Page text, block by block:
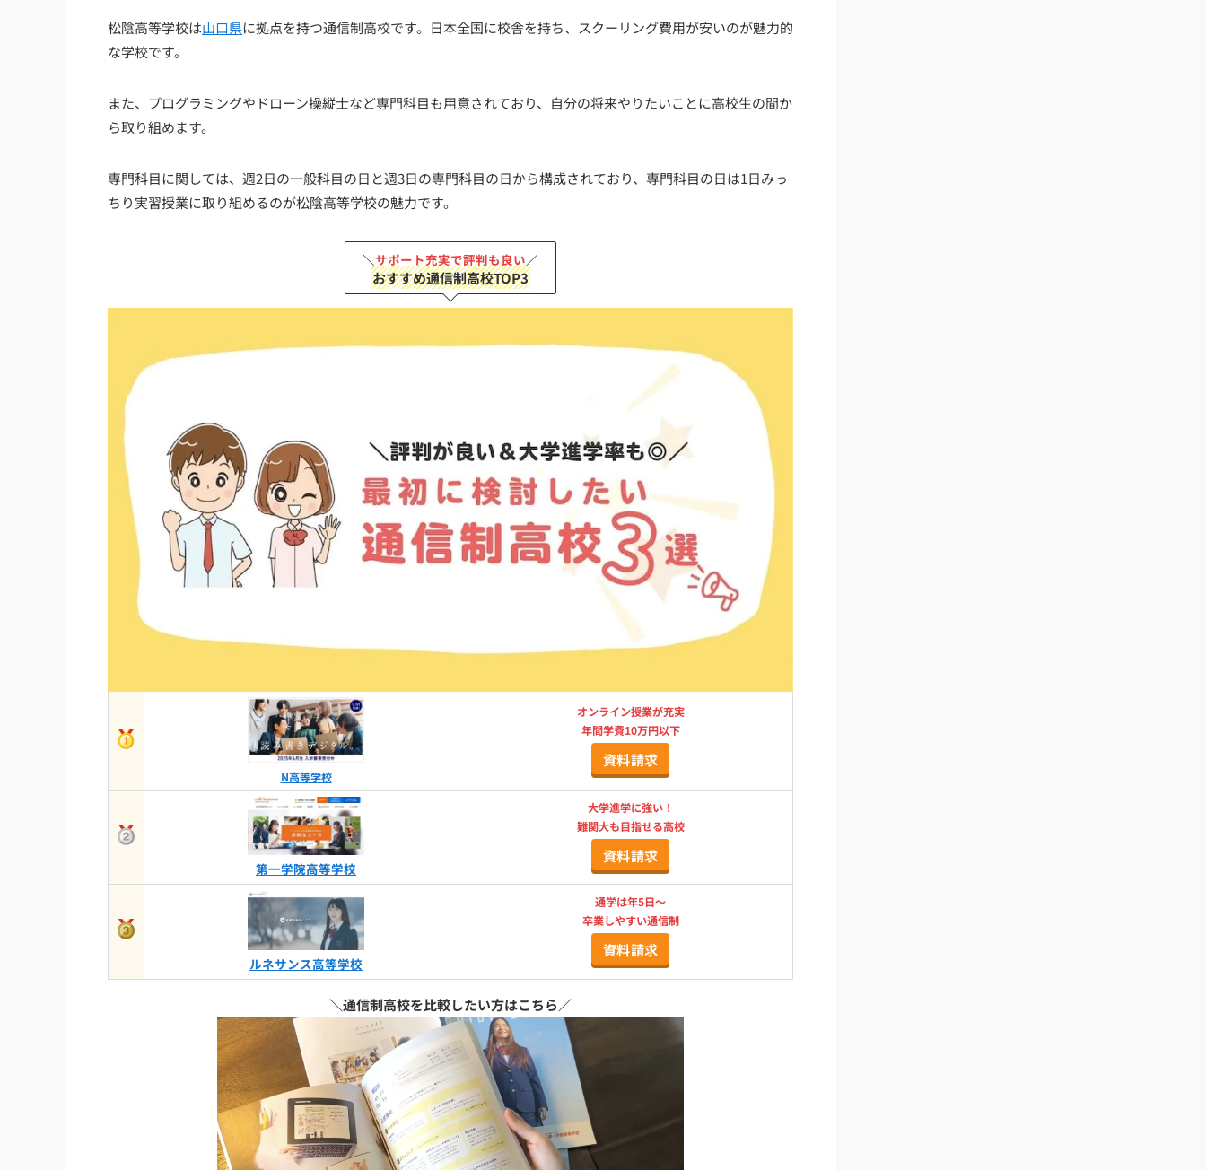
松陰高等学校は山口県に拠点を持つ通信制高校です。日本全国に校舎を持ち、スクーリング費用が安いのが魅力的
な学校です。
また、プログラミングやドローン操縦士など専門科目も用意されており、自分の将来やりたいことに高校生の間か
ら取り組めます。
専門科目に関しては、週2日の一般科目の日と週3日の専門科目の日から構成されており、専門科目の日は1日みっ
ちり実習授業に取り組めるのが松陰高等学校の魅力です。
＼サポート充実で評判も良い／
おすすめ通信制高校TOP3
N高等学校
オンライン授業が充実
年間学費10万円以下
資料請求
第一学院高等学校
大学進学に強い！
難関大も目指せる高校
資料請求
ルネサンス高等学校
通学は年5日〜
卒業しやすい通信制
資料請求
＼通信制高校を比較したい方はこちら／